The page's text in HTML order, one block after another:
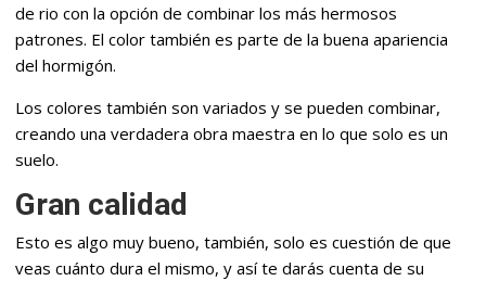
de rio con la opción de combinar los más hermosos
patrones. El color también es parte de la buena apariencia
del hormigón.
Los colores también son variados y se pueden combinar,
creando una verdadera obra maestra en lo que solo es un
suelo.
Gran calidad
Esto es algo muy bueno, también, solo es cuestión de que
veas cuánto dura el mismo, y así te darás cuenta de su